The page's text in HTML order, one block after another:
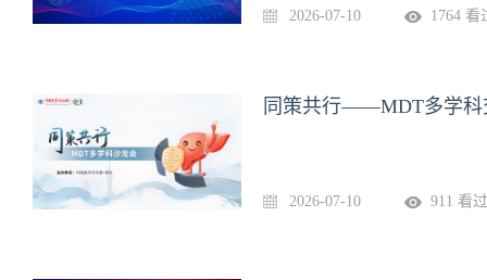
2026-07-10 1764 看
同策共行——MDT多学科
2026-07-10 911 看过